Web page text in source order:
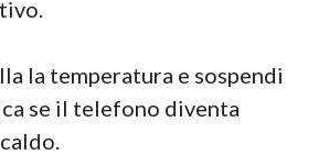
la temperatura e sospendi
se il telefono diventa